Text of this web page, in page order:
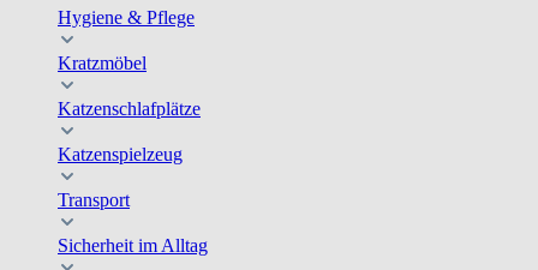
Hygiene & Pflege
Kratzmöbel
Katzenschlafplätze
Katzenspielzeug
Transport
Sicherheit im Alltag